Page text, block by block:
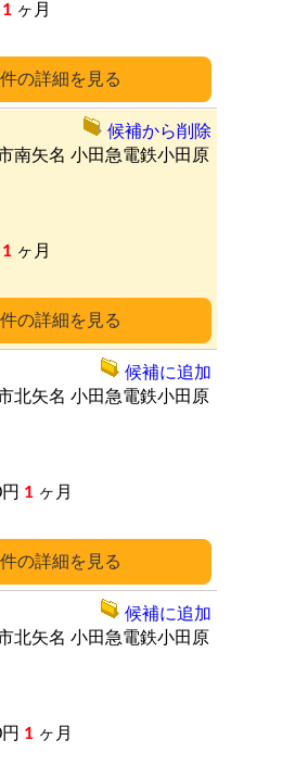
詳細
1 ヶ月
詳細
南矢名 小田急電鉄小田原
1 ヶ月
候補から削除
詳細
北矢名 小田急電鉄小田原
1 ヶ月
候補に追加
北矢名 小田急電鉄小田原
1 ヶ月
候補に追加